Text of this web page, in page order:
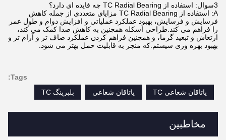
مخاطبین
3سوال: استفاده از TC Radial Bearing چه فایده ای دارد؟
A: استفاده از TC Radial Bearing مزایای متعددی از جمله کاهش
فرسایش و فرسایش، بهبود عملکرد عملیاتی و افزایش دوام و طول عمر
را فراهم می کند.طراحی اسکله همچنین به کاهش صدا کمک می کند،
ارتعاش و تبعید گرما، و همچنین فراهم کردن عملکرد صاف تر و آرام تر و
بهبود بهره وری سیستم.که منجر به قابلیت حمل بهتر می شود.
Tags:
یاتاقان شعاعی TC
یاتاقان شعاعی بلبرینگ TC